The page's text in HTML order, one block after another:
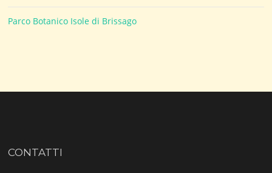
Parco Botanico Isole di Brissago
CONTATTI